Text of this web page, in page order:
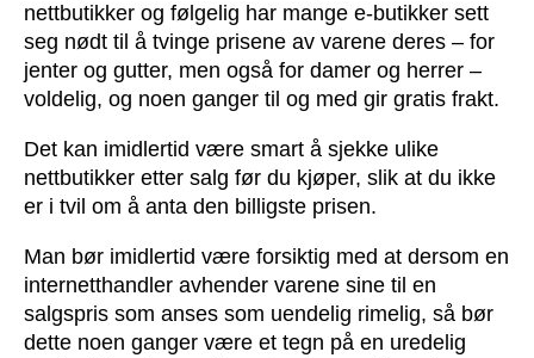
nettbutikker og følgelig har mange e-butikker sett
seg nødt til å tvinge prisene av varene deres – for
jenter og gutter, men også for damer og herrer –
voldelig, og noen ganger til og med gir gratis frakt.
Det kan imidlertid være smart å sjekke ulike
nettbutikker etter salg før du kjøper, slik at du ikke
er i tvil om å anta den billigste prisen.
Man bør imidlertid være forsiktig med at dersom en
internetthandler avhender varene sine til en
salgspris som anses som uendelig rimelig, så bør
dette noen ganger være et tegn på en uredelig